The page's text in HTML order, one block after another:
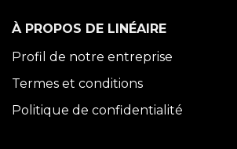
À PROPOS DE LINÉAIRE
Profil de notre entreprise
Termes et conditions
Politique de confidentialité